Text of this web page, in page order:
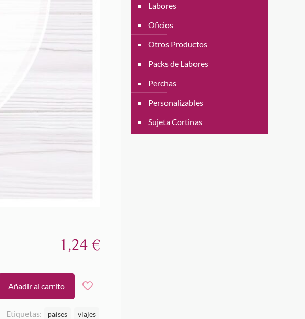
1,24 €
Añadir al carrito
Etiquetas: países viajes
Labores
Oficios
Otros Productos
Packs de Labores
Perchas
Personalizables
Sujeta Cortinas